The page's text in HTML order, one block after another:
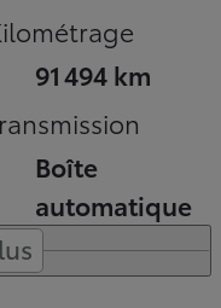
91 494 km
Boîte
automatique